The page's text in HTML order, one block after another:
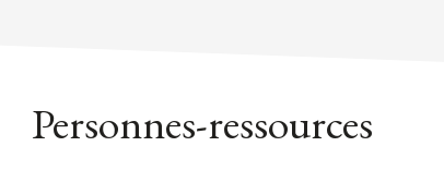
Personnes-ressources